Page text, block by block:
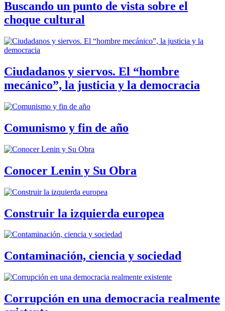
Buscando un punto de vista sobre el
choque cultural
Ciudadanos y siervos. El “hombre
mecánico”, la justicia y la democracia
Comunismo y fin de año
Conocer Lenin y Su Obra
Construir la izquierda europea
Contaminación, ciencia y sociedad
Corrupción en una democracia realmente